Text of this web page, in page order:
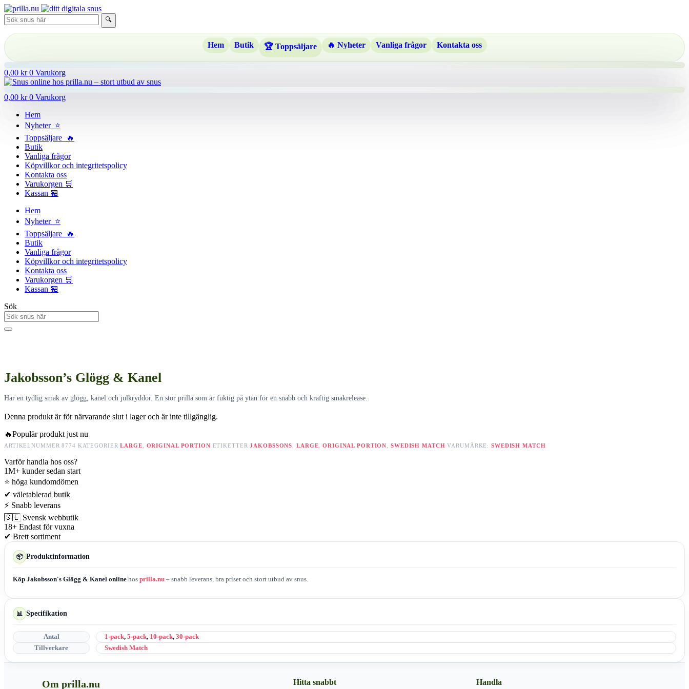
Hoppa
till
innehåll
🔍
Hem Butik 🏆 Toppsäljare 🔥 Nyheter Vanliga frågor Kontakta oss
0,00 kr 0 Varukorg
0,00 kr 0 Varukorg
Hem
Nyheter ⭐
Toppsäljare 🔥
Butik
Vanliga frågor
Köpvillkor och integritetspolicy
Kontakta oss
Varukorgen 🛒
Kassan 🏪
Hem
Nyheter ⭐
Toppsäljare 🔥
Butik
Vanliga frågor
Köpvillkor och integritetspolicy
Kontakta oss
Varukorgen 🛒
Kassan 🏪
Sök
Jakobsson’s Glögg & Kanel
Har en tydlig smak av glögg, kanel och julkryddor. En stor prilla som är fuktig på ytan för en snabb och kraftig smakrelease.
Denna produkt är för närvarande slut i lager och är inte tillgänglig.
🔥Populär produkt just nu
ARTIKELNUMMER8774 KATEGORIER LARGE ORIGINAL PORTION ETIKETTER JAKOBSSONS LARGE ,ORIGINAL PORTION ,SWEDISH MATCH VARUMÄRKE:SWEDISH MATCH
Varför handla hos oss?
1M+ kunder sedan start
⭐ höga kundomdömen
✔ väletablerad butik
⚡ Snabb leverans
🇸🇪 Svensk webbutik
18+ Endast för vuxna
✔ Brett sortiment
📦 Produktinformation
Köp Jakobsson's Glögg & Kanel online hos prilla.nu – snabb leverans, bra priser och stort utbud av snus.
📊 Specifikation
Antal 1-pack, 5-pack, 10-pack, 30-pack
Tillverkare
Swedish Match
Om prilla.nu Hitta snabbt Handla